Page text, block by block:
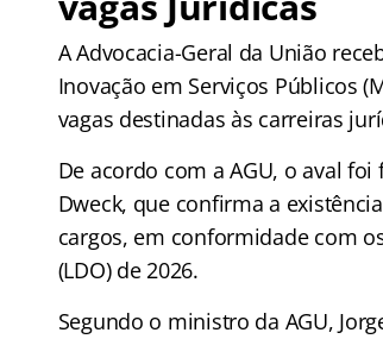
A Advocacia-Geral da União
Inovação em Serviços Públicos
vagas destinadas às carreiras
De acordo com a AGU, o aval
Dweck, que confirma a
cargos, em conformidade com
(LDO) de 2026.
Segundo o ministro da AGU,